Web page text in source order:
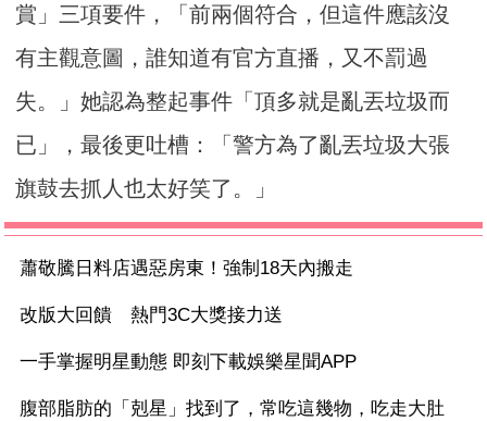
賞」三項要件，「前兩個符合，但這件應該沒
有主觀意圖，誰知道有官方直播，又不罰過
失。」她認為整起事件「頂多就是亂丟垃圾而
已」，最後更吐槽：「警方為了亂丟垃圾大張
旗鼓去抓人也太好笑了。」
蕭敬騰日料店遇惡房東！強制18天內搬走
改版大回饋 熱門3C大獎接力送
一手掌握明星動態 即刻下載娛樂星聞APP
腹部脂肪的「剋星」找到了，常吃這幾物，吃走大肚